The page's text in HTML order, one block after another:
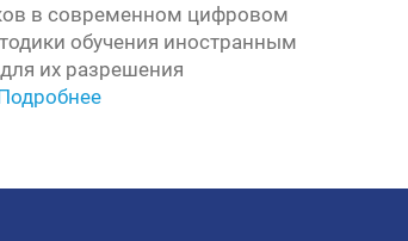
в современном цифровом
обучения иностранным
их разрешения